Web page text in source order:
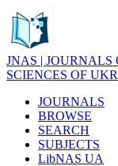
JNAS |
SCIENCES OF
JOURNALS
BROWSE
SEARCH
SUBJECTS
LibNAS UA